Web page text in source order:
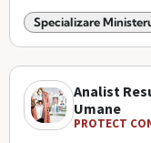
Specializare
Analist
Umane
PROTECT